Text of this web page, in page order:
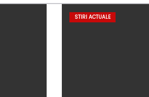
STIRI ACTUALE